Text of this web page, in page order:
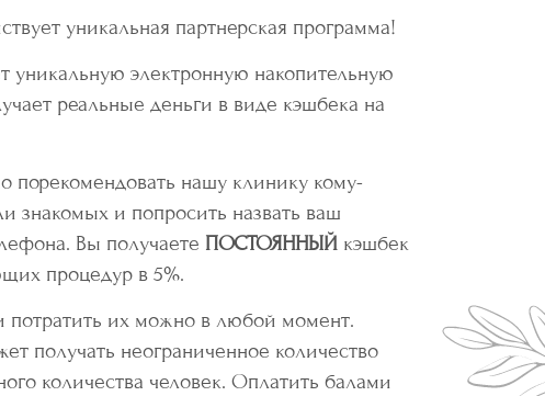
уникальная партнерская программа!
уникальную электронную накопительную
реальные деньги в виде кэшбека на
порекомендовать нашу клинику кому-
знакомых и попросить назвать ваш
Вы получаете ПОСТОЯННЫЙ кэшбек
процедур в 5%.
потратить их можно в любой момент.
получать неограниченное количество
количества человек. Оплатить балами